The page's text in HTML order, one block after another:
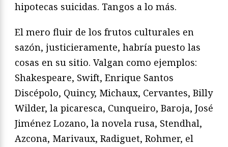
hipotecas suicidas. Tangos a lo más.
El mero fluir de los frutos culturales en
sazón, justicieramente, habría puesto las
cosas en su sitio. Valgan como ejemplos:
Shakespeare, Swift, Enrique Santos
Discépolo, Quincy, Michaux, Cervantes, Billy
Wilder, la picaresca, Cunqueiro, Baroja, José
Jiménez Lozano, la novela rusa, Stendhal,
Azcona, Marivaux, Radiguet, Rohmer, el